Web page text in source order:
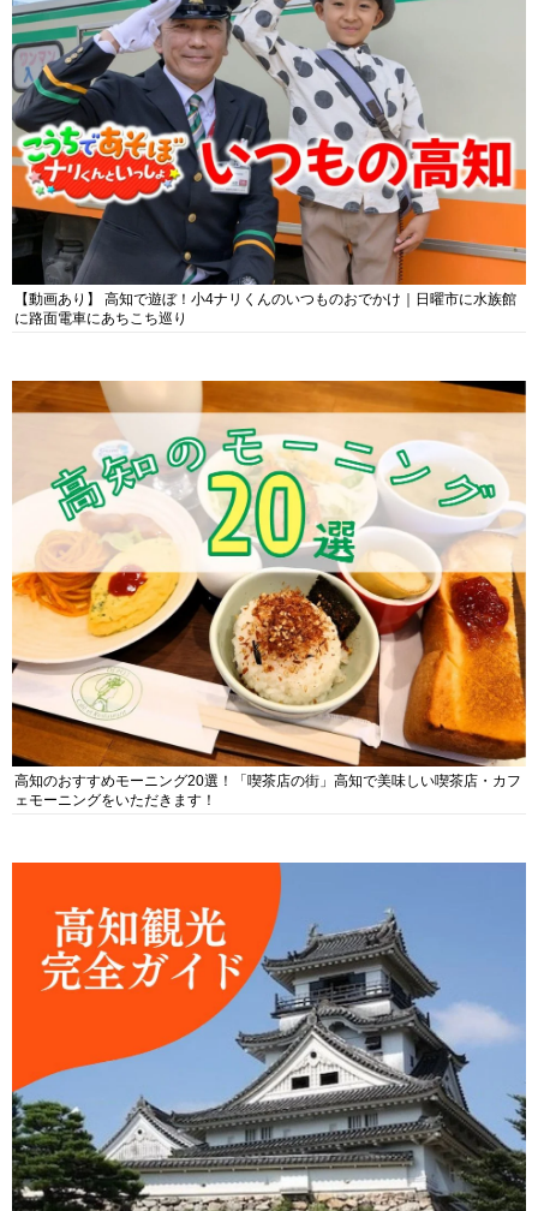
【動画あり】 高知で遊ぼ！小4ナリくんのいつものおでかけ｜日曜市に水族館
に路面電車にあちこち巡り
高知のおすすめモーニング20選！「喫茶店の街」高知で美味しい喫茶店・カフ
ェモーニングをいただきます！